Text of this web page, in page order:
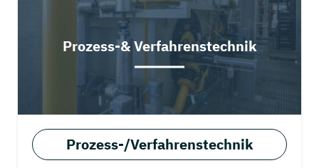
Prozess-& Verfahrenstechnik
Prozess-/Verfahrenstechnik